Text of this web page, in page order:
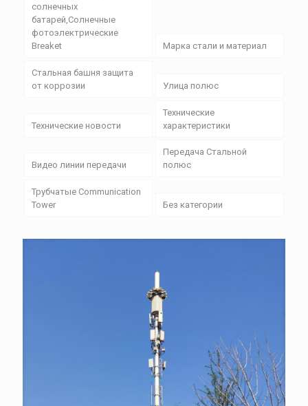
солнечных
батарей,Солнечные
фотоэлектрические
Breaket
Марка стали и материал
Стальная башня защита
от коррозии
Улица полюс
Технические новости
Технические
характеристики
Видео линии передачи
Передача Стальной
полюс
Трубчатые Communication
Tower
Без категории